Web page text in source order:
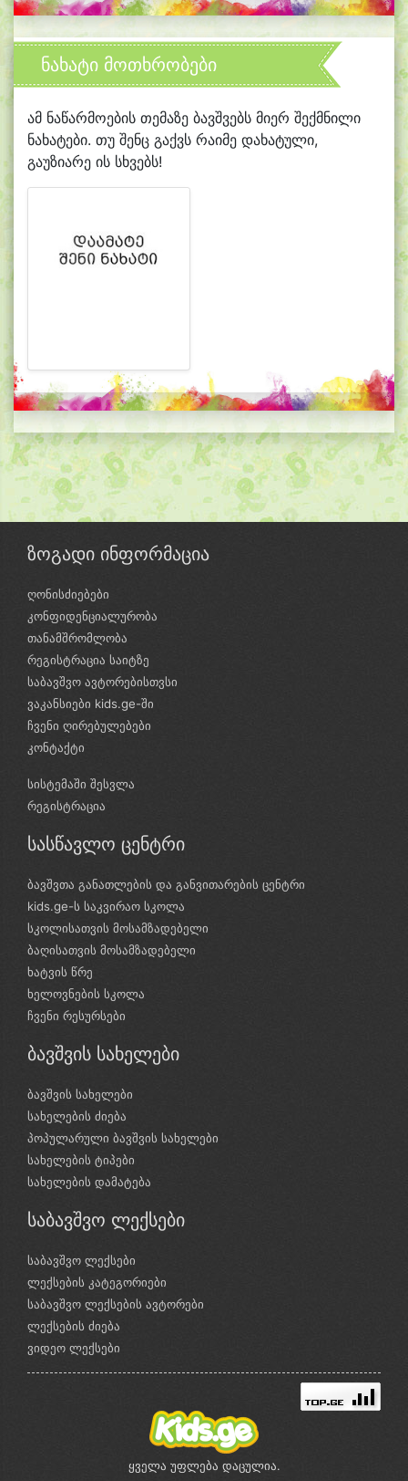
ნახატი მოთხრობები
ამ ნაწარმოების თემაზე ბავშვებს მიერ შექმნილი
ნახატები. თუ შენც გაქვს რაიმე დახატული,
გაუზიარე ის სხვებს!
ზოგადი ინფორმაცია
ღონისძიებები
კონფიდენციალურობა
თანამშრომლობა
რეგისტრაცია საიტზე
საბავშვო ავტორებისთვსი
ვაკანსიები kids.ge-ში
ჩვენი ღირებულებები
კონტაქტი
სისტემაში შესვლა
რეგისტრაცია
სასწავლო ცენტრი
ბავშვთა განათლების და განვითარების ცენტრი
kids.ge-ს საკვირაო სკოლა
სკოლისათვის მოსამზადებელი
ბაღისათვის მოსამზადებელი
ხატვის წრე
ხელოვნების სკოლა
ჩვენი რესურსები
ბავშვის სახელები
ბავშვის სახელები
სახელების ძიება
პოპულარული ბავშვის სახელები
სახელების ტიპები
სახელების დამატება
საბავშვო ლექსები
საბავშვო ლექსები
ლექსების კატეგორიები
საბავშვო ლექსების ავტორები
ლექსების ძიება
ვიდეო ლექსები
ყველა უფლება დაცულია.